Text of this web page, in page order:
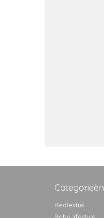
Categorieën
Bedtextiel